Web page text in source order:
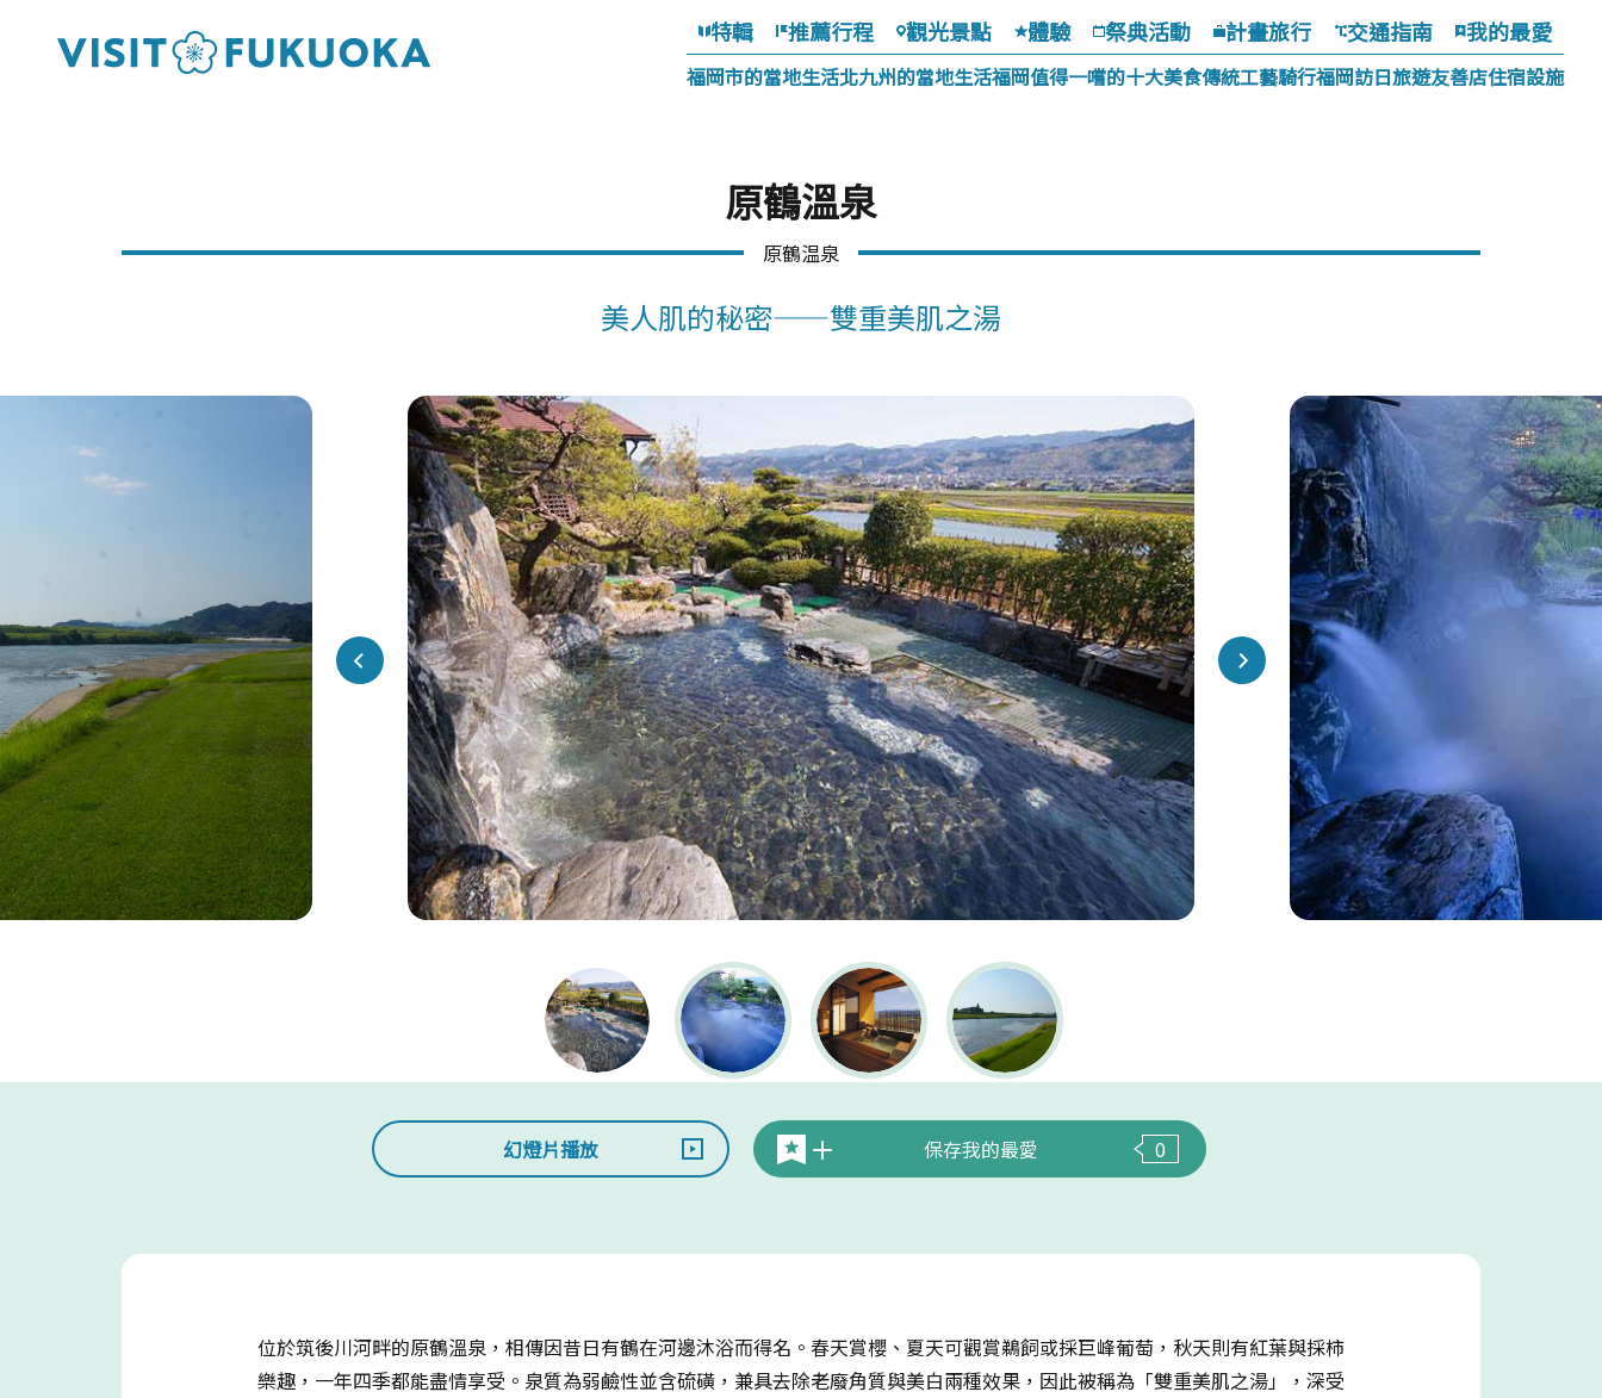
特輯 推薦行程 觀光景點 體驗 祭典活動 計畫旅行 交通指南 我的最愛
福岡市的當地生活北九州的當地生活福岡值得一嚐的十大美食傳統工藝騎行福岡訪日旅遊友善店住宿設施
原鶴溫泉
原鶴温泉
美人肌的秘密——雙重美肌之湯
幻燈片播放 保存我的最愛 0
位於筑後川河畔的原鶴溫泉，相傳因昔日有鶴在河邊沐浴而得名。春天賞櫻、夏天可觀賞鵜飼或採巨峰葡萄，秋天則有紅葉與採柿
樂趣，一年四季都能盡情享受。泉質為弱鹼性並含硫磺，兼具去除老廢角質與美白兩種效果，因此被稱為「雙重美肌之湯」，深受